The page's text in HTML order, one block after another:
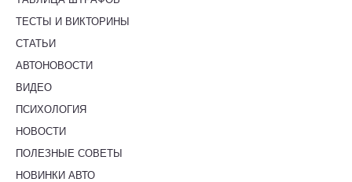
ТЕСТЫ И ВИКТОРИНЫ
СТАТЬИ
АВТОНОВОСТИ
ВИДЕО
ПСИХОЛОГИЯ
НОВОСТИ
ПОЛЕЗНЫЕ СОВЕТЫ
НОВИНКИ АВТО